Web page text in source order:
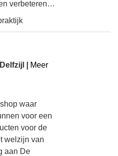
verbeteren…
|
Meer
waar
voor een
voor de
welzijn van
aan De